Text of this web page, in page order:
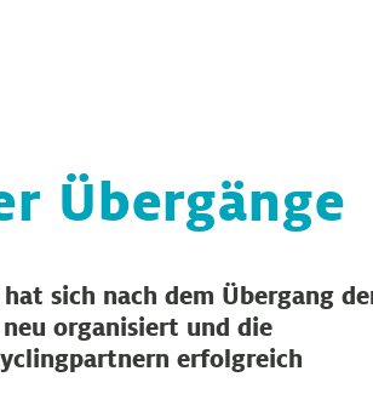
Übergänge
sich nach dem Übergang
organisiert und die
erfolgreich